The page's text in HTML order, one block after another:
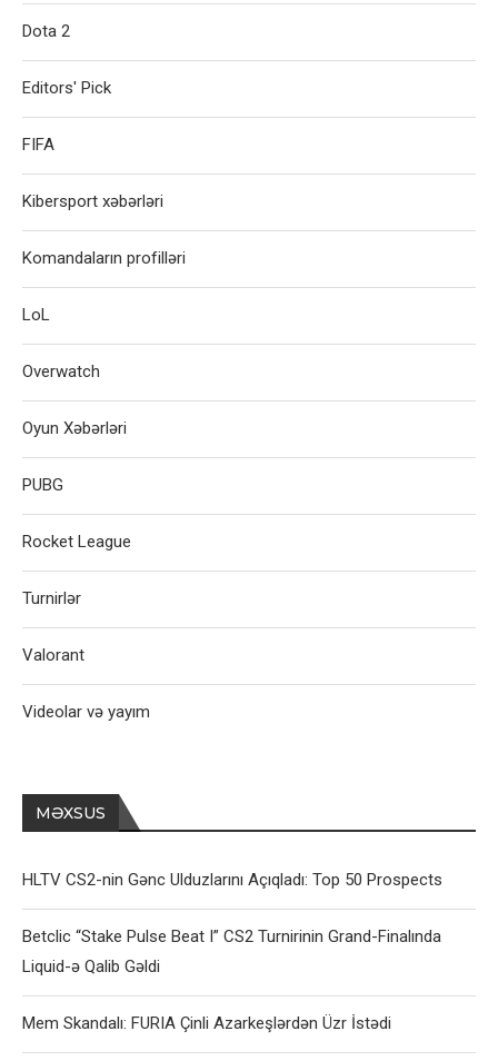
Dota 2
Editors' Pick
FIFA
Kibersport xəbərləri
Komandaların profilləri
LoL
Overwatch
Oyun Xəbərləri
PUBG
Rocket League
Turnirlər
Valorant
Videolar və yayım
MƏXSUS
HLTV CS2-nin Gənc Ulduzlarını Açıqladı: Top 50 Prospects
Betclic “Stake Pulse Beat I” CS2 Turnirinin Grand-Finalında
Liquid-ə Qalib Gəldi
Mem Skandalı: FURIA Çinli Azarkeşlərdən Üzr İstədi